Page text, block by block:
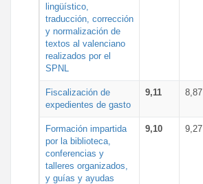
lingüístico,
traducción, corrección
y normalización de
textos al valenciano
realizados por el
SPNL
Fiscalización de
expedientes de gasto
9,11 8,87
Formación impartida
por la biblioteca,
conferencias y
talleres organizados,
y guías y ayudas
9,10 9,27